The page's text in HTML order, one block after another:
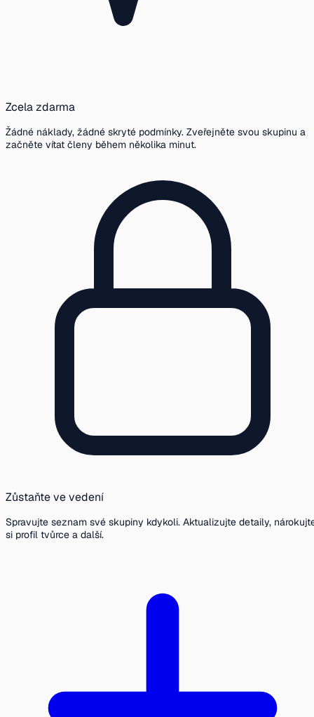
Zcela zdarma
Žádné náklady, žádné skryté podmínky. Zveřejněte svou skupinu a
začněte vítat členy během několika minut.
Zůstaňte ve vedení
Spravujte seznam své skupiny kdykoli. Aktualizujte detaily,
si profil tvůrce a další.